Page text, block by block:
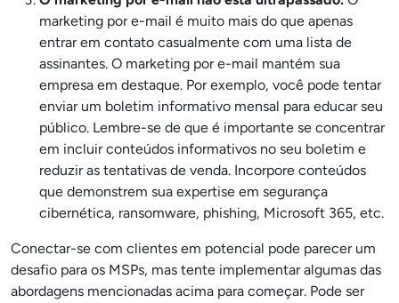
marketing por e-mail é muito mais do que apenas
entrar em contato casualmente com uma lista de
assinantes. O marketing por e-mail mantém sua
empresa em destaque. Por exemplo, você pode tentar
enviar um boletim informativo mensal para educar seu
público. Lembre-se de que é importante se concentrar
em incluir conteúdos informativos no seu boletim e
reduzir as tentativas de venda. Incorpore conteúdos
que demonstrem sua expertise em segurança
cibernética, ransomware, phishing, Microsoft 365, etc.
Conectar-se com clientes em potencial pode parecer um
desafio para os MSPs, mas tente implementar algumas das
abordagens mencionadas acima para começar. Pode ser